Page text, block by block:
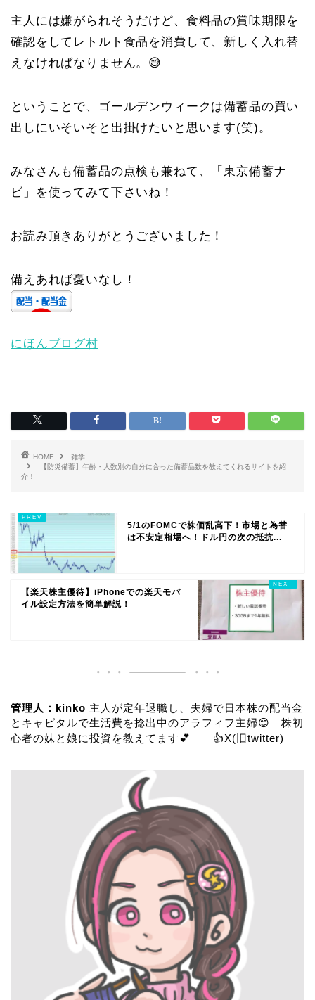
主人には嫌がられそうだけど、食料品の賞味期限を
確認をしてレトルト食品を消費して、新しく入れ替
えなければなりません。😅
ということで、ゴールデンウィークは備蓄品の買い
出しにいそいそと出掛けたいと思います(笑)。
みなさんも備蓄品の点検も兼ねて、「東京備蓄ナ
ビ」を使ってみて下さいね！
お読み頂きありがとうございました！
備えあれば憂いなし！
にほんブログ村
HOME
雑学
【防災備蓄】年齢・人数別の自分に合った備蓄品数を教えてくれるサイトを紹
介！
5/1のFOMCで株価乱高下！市場と為替
は不安定相場へ！ドル円の次の抵抗...
【楽天株主優待】iPhoneでの楽天モバ
イル設定方法を簡単解説！
管理人：kinko 主人が定年退職し、夫婦で日本株の配当金
とキャピタルで生活費を捻出中のアラフィフ主婦😊 株初
心者の妹と娘に投資を教えてます💕 👍X(旧twitter)